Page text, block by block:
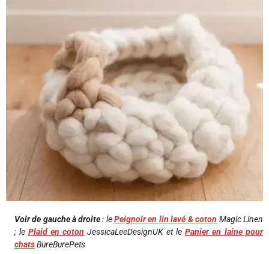
Voir de gauche à droite: lePeignoir en lin lavé & coton Magic Linen
; le Plaid en coton JessicaLeeDesignUK et le Panier en laine pour
chatsBureBurePets